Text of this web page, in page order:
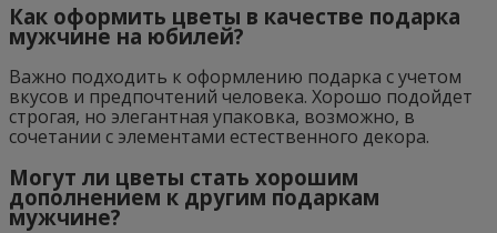
Как оформить цветы в качестве подарка
мужчине на юбилей?
Важно подходить к оформлению подарка с учетом
вкусов и предпочтений человека. Хорошо подойдет
строгая, но элегантная упаковка, возможно, в
сочетании с элементами естественного декора.
Могут ли цветы стать хорошим
дополнением к другим подаркам
мужчине?